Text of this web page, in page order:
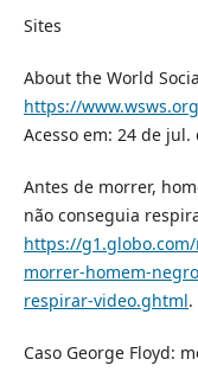
Sites
About the World
https://
Acesso em: 24 de jul.
Antes de morrer,
não conseguia
https://
morrer-homem-
respirar-video.ghtml.
Caso George Floyd: